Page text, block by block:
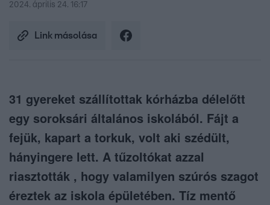
2024. április 24. 16:17
Link másolása
31 gyereket szállítottak kórházba délelőtt
egy soroksári általános iskolából. Fájt a
fejük, kapart a torkuk, volt aki szédült,
hányingere lett. A tűzoltókat azzal
riasztották , hogy valamilyen szúrós szagot
éreztek az iskola épületében. Tíz mentő